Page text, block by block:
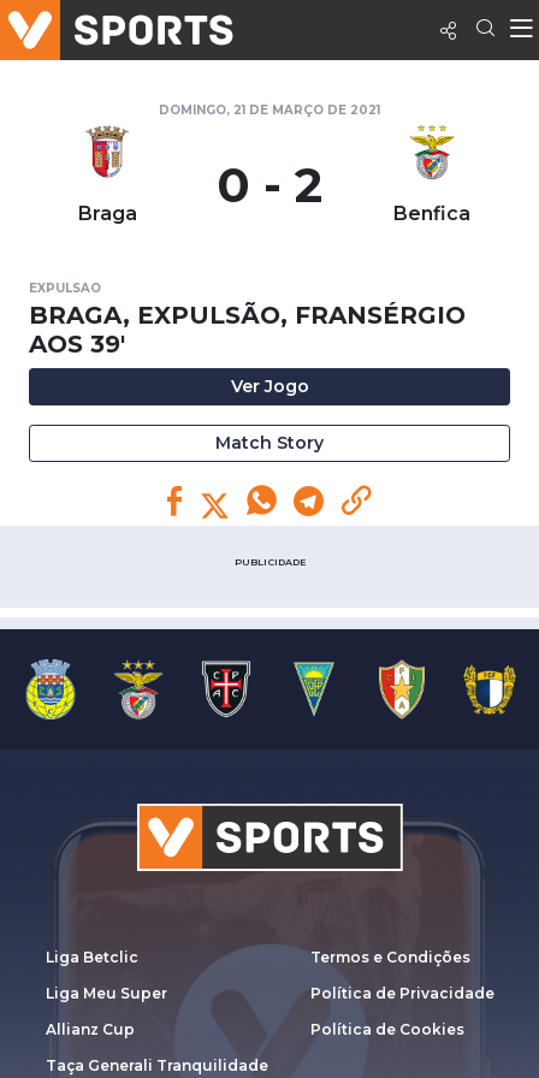
DOMINGO, 21 DE MARÇO DE 2021
Braga 0 - 2 Benfica
EXPULSAO
BRAGA, EXPULSÃO, FRANSÉRGIO
AOS 39'
Ver Jogo
Match Story
PUBLICIDADE
Liga Betclic
Liga Meu Super
Allianz Cup
Taça Generali Tranquilidade
Termos e Condições
Política de Privacidade
Política de Cookies